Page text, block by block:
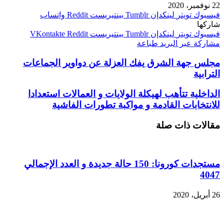
22 نوفمبر، 2020
فيسبوك تويتر لينكدإن بينتيريست
واتساب
شاركها
فيسبوك تويتر لينكدإن بينتيريست
مشاركة عبر البريد طباعة
مجلس جهة الشرق يفك العزلة عن دواوير الجماعات
الترابية
الداخلية تتأهب لهيكلة الولايات و العمالات استعدادا
للانتخابات القادمة و مواكبة تطورات الفاشية
مقالات ذات صلة
مستجدات كورونا: 150 حالة جديدة و العدد الإجمالي
4047
26 أبريل، 2020